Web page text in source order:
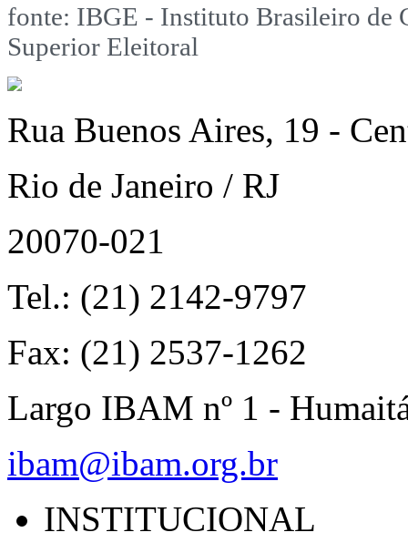
fonte: IBGE - Instituto Brasileiro de
Superior Eleitoral
Rua Buenos Aires, 19 -
Rio de Janeiro / RJ
20070-021
Tel.: (21) 2142-9797
Fax: (21) 2537-1262
Largo IBAM nº 1 -
ibam@ibam.org.br
INSTITUCIONAL